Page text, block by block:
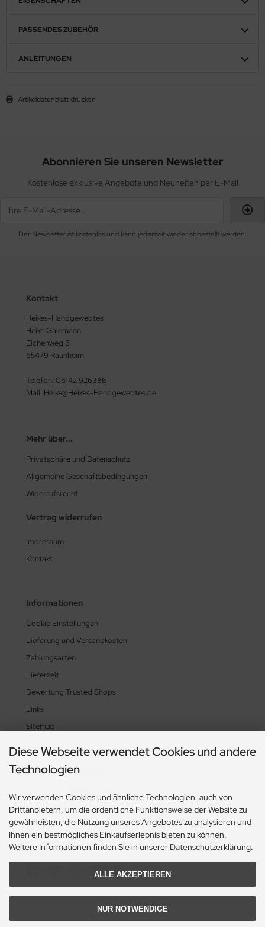
PASSENDES ZUBEHÖR
ANLEITUNGEN
Artikeldatenblatt drucken
Abonnieren Sie unseren Newsletter
Kostenlose exklusive Angebote und Neuheiten per E-Mail
Der Newsletter ist kostenlos und kann jederzeit wieder abbestellt werden.
Kontakt
Heikes-Handgewebtes
Heike Galemann
Eichenweg 6
65479 Raunheim
Telefon: 06142 926386
Mail: Heike@Heikes-Handgewebtes.de
Mehr über...
Privatsphäre und Datenschutz
Allgemeine Geschäftsbedingungen
Widerrufsrecht
Vertrag widerrufen
Impressum
Kontakt
Informationen
Cookie Einstellungen
Lieferung und Versandkosten
Zahlungsarten
Lieferzeit
Bewertung Trusted Shops
Links
Sitemap
Zahlungsmethoden
Social Media
Diese Webseite verwendet Cookies und andere
Technologien
Wir verwenden Cookies und ähnliche Technologien, auch von
Drittanbietern, um die ordentliche Funktionsweise der Website zu
gewährleisten, die Nutzung unseres Angebotes zu analysieren und
Ihnen ein bestmögliches Einkaufserlebnis bieten zu können.
Weitere Informationen finden Sie in unserer Datenschutzerklärung.
ALLE AKZEPTIEREN
NUR NOTWENDIGE